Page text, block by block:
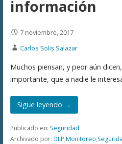
información
7 noviembre, 2017
Carlos Solis Salazar
Muchos piensan, y peor aún
importante, que a nadie le
Sigue leyendo →
Publicado en: Seguridad
Archivado por: DLP,Monitoreo,